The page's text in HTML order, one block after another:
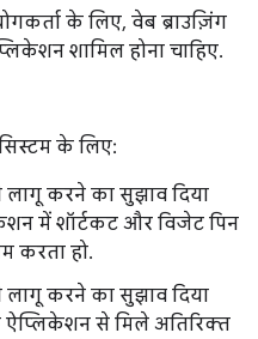
के लिए, वेब ब्राउज़िंग
शामिल होना चाहिए.
के लिए:
लागू करने का सुझाव दिया
में शॉर्टकट और विजेट पिन
करता हो.
लागू करने का सुझाव दिया
ऐप्लिकेशन से मिले अतिरिक्त